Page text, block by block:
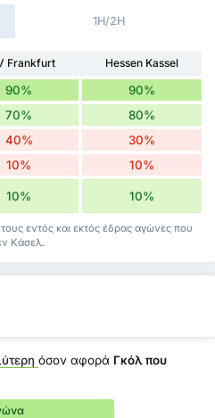
1H/2H
Frankfurt
Hessen Kassel
90% 90%
70% 80%
40% 30%
10% 10%
10% 10%
εντός και εκτός έδρας αγώνες που
Κάσελ.
όσον αφορά Γκόλ που